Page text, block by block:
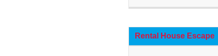
Rental House Escape